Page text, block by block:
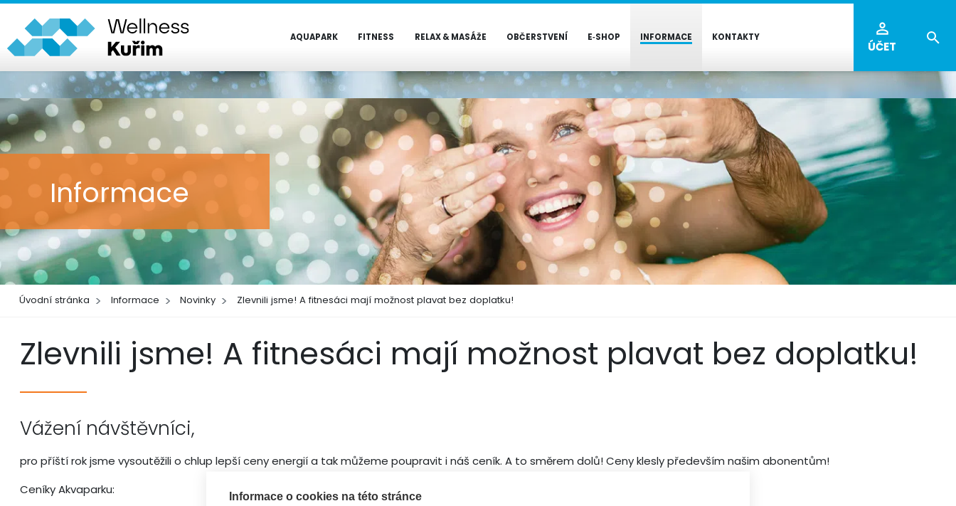
AQUAPARK FITNESS RELAX & MASÁŽE OBČERSTVENÍ E‑SHOP INFORMACE KONTAKTY
ÚČET
Informace
Úvodní stránka Informace Novinky Zlevnili jsme! A fitnesáci mají možnost plavat bez doplatku!
Zlevnili jsme! A fitnesáci mají možnost plavat bez doplatku!
Vážení návštěvníci,
pro příští rok jsme vysoutěžili o chlup lepší ceny energií a tak můžeme poupravit i náš ceník. A to směrem dolů! Ceny klesly především našim abonentům!
Ceníky Akvaparku:
Informace o cookies na této stránce